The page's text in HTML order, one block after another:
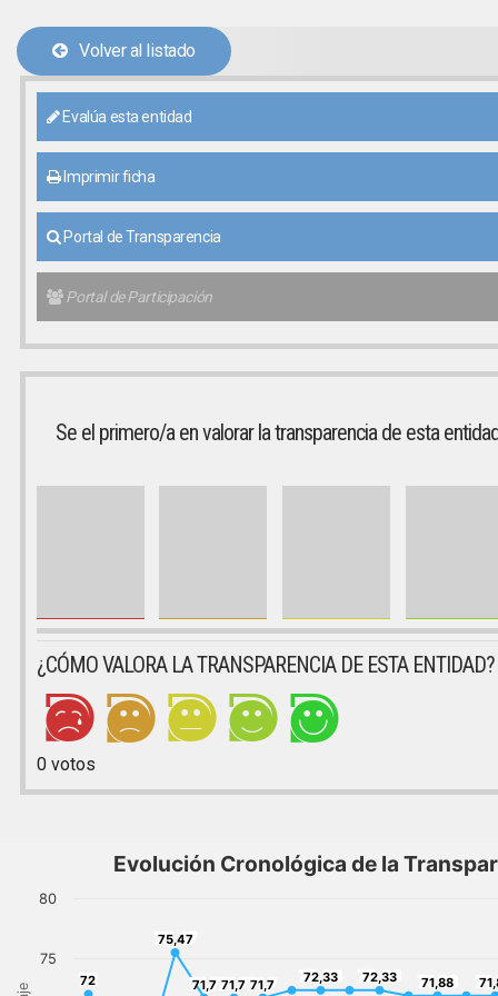
Volver al listado
Evalúa esta entidad
Imprimir ficha
Portal de Transparencia
Portal de Participación
Se el primero/a en valorar la transparencia de esta
¿CÓMO VALORA LA TRANSPARENCIA DE ESTA ENTIDAD?
0votos
Evolución Cronológica de la
72
72
75,47
75,47
71,7
71,7 71,7
71,7 71,7
71,7 72,33
72,33 72,33
72,33 71,88
71,88
75
80